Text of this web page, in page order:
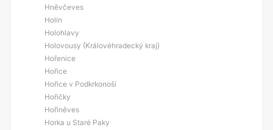
Hněvčeves
Holín
Holohlavy
Holovousy (Královéhradecký kraj)
Hořenice
Hořice
Hořice v Podkrkonoší
Hořičky
Hořiněves
Horka u Staré Paky